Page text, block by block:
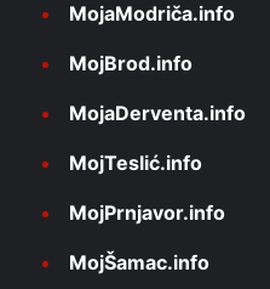
MojaModriča.info
MojBrod.info
MojaDerventa.info
MojTeslić.info
MojPrnjavor.info
MojŠamac.info